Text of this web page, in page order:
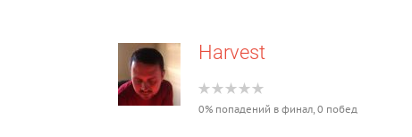
Harvest
0% попадений в финал, 0 побед